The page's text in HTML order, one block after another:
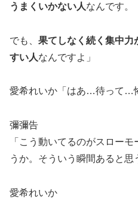
うまくいかない人なんです。
でも、 果てしなく続く集中力
すい人なんですよ」
愛希れいか「はあ…待って…
彌彌告
「こう動いてるのがスロー
うか。そういう瞬間あると思
愛希れいか